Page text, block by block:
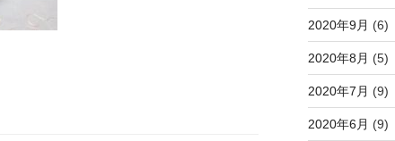
2020年9月 (6)
2020年8月 (5)
2020年7月 (9)
2020年6月 (9)